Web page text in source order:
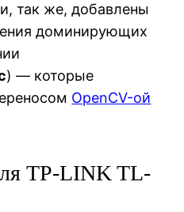
так же, добавлены
доминирующих
) — которые
OpenCV-ой
TP-LINK TL-